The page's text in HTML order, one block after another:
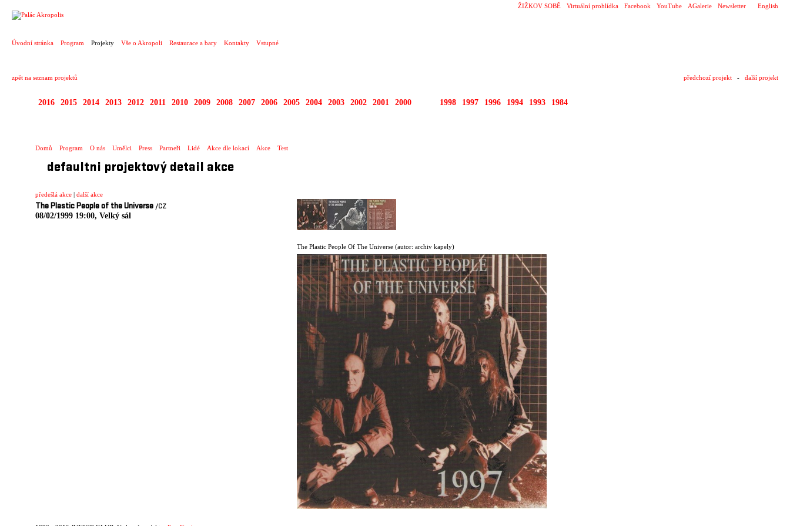
English
ŽIŽKOV SOBĚ Virtuální prohlídka Facebook YouTube AGalerie Newsletter
Úvodní stránka Program Projekty Vše o Akropoli Restaurace a bary Kontakty Vstupné
zpět na seznam projektů předchozí projekt - další projekt
2016 2015 2014 2013 2012 2011 2010 2009 2008 2007 2006 2005 2004 2003 2002 2001 2000 1998 1997 1996 1994 1993 1984
Domů Program O nás Umělci Press Partneři Lidé Akce dle lokací Akce Test
defaultni projektový detail akce
předešlá akce | další akce
The Plastic People of the Universe /CZ
08/02/1999 19:00, Velký sál
The Plastic People Of The Universe (autor: archiv kapely)